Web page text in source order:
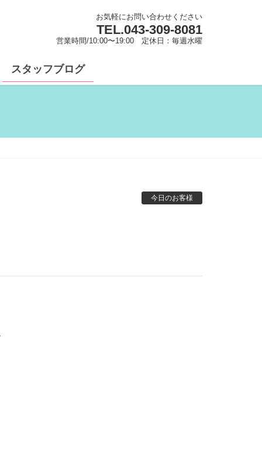
お気軽にお問い合わせください
TEL.043-309-8081
営業時間/10:00〜19:00 定休日：毎週水曜
スタッフブログ
今日のお客様